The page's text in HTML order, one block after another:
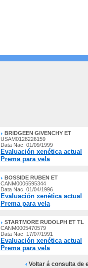
BRIDGEEN GIVENCHY ET
USAM0128226159
Data Nac. 01/09/1999
Evaluación xenética actual
Prema para vela
BOSSIDE RUBEN ET
CANM0006595344
Data Nac. 01/04/1996
Evaluación xenética actual
Prema para vela
STARTMORE RUDOLPH ET TL
CANM0005470579
Data Nac. 17/07/1991
Evaluación xenética actual
Prema para vela
Voltar á consulta de